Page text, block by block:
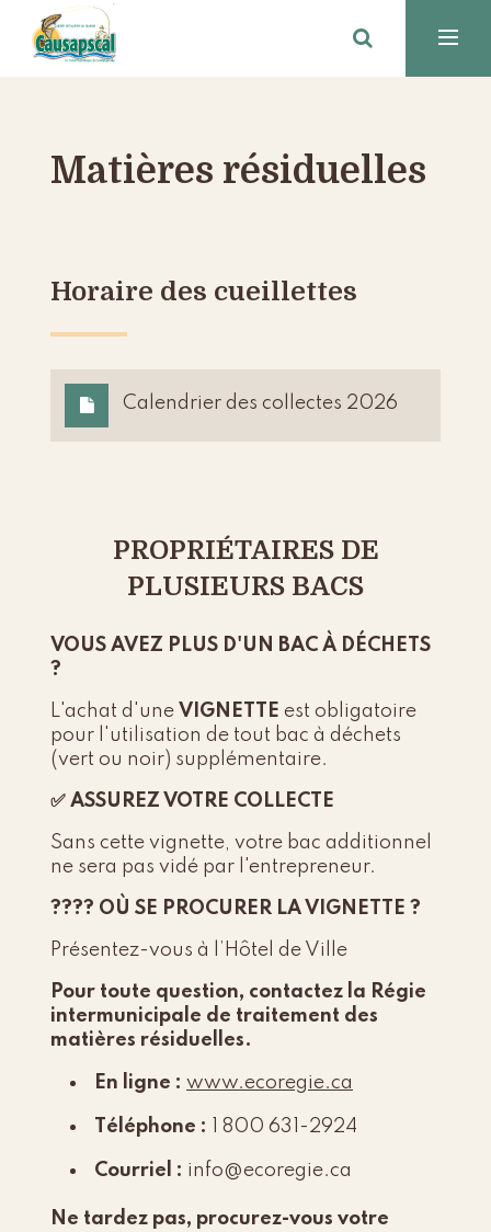
Matières résiduelles
Horaire des cueillettes
Calendrier des collectes 2026
PROPRIÉTAIRES DE
PLUSIEURS BACS
VOUS AVEZ PLUS D'UN BAC À DÉCHETS
?
L'achat d'une VIGNETTE est obligatoire
pour l'utilisation de tout bac à déchets
(vert ou noir) supplémentaire.
✅ ASSUREZ VOTRE COLLECTE
Sans cette vignette, votre bac additionnel
ne sera pas vidé par l'entrepreneur.
???? OÙ SE PROCURER LA VIGNETTE ?
Présentez-vous à l’Hôtel de Ville
Pour toute question, contactez la Régie
intermunicipale de traitement des
matières résiduelles.
En ligne : www.ecoregie.ca
Téléphone : 1 800 631-2924
Courriel : info@ecoregie.ca
Ne tardez pas, procurez-vous votre